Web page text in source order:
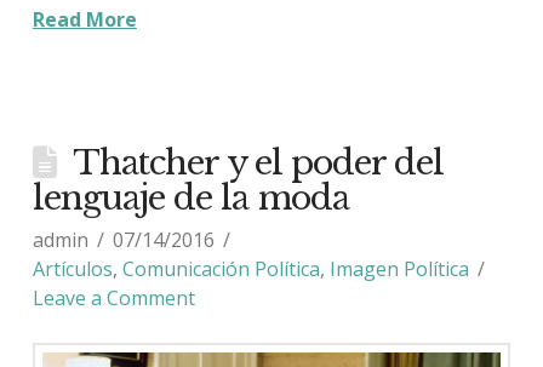
Read More
Thatcher y el poder del
lenguaje de la moda
admin
07/14/2016
Artículos, Comunicación Política, Imagen Política
Leave a Comment